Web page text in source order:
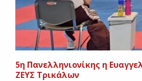
5η Πανελληνιονίκης η
ΖΕΥΣ Τρικάλων